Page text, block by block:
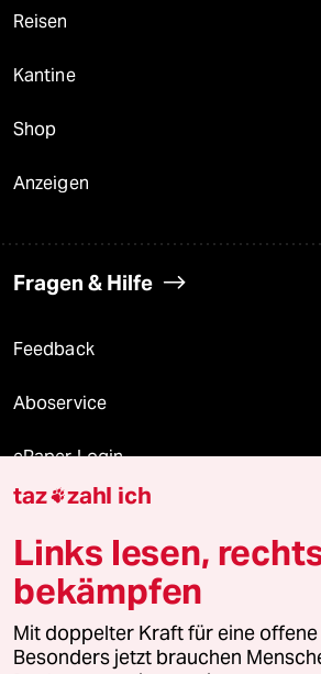
Reisen
Kantine
Shop
Anzeigen
Fragen & Hilfe
Feedback
Aboservice
ePaper Login
Downloads für Abonnierende
© 2026 taz Verlags und Vertriebs
Alle Rechte vorbehalten. Bei rechtlichen Fragen
wenden Sie sich bitte an
lizenzen@taz.de
taz zahl ich
Links lesen,
bekämpfen
Mit doppelter Kraft für eine offene
Besonders jetzt brauchen